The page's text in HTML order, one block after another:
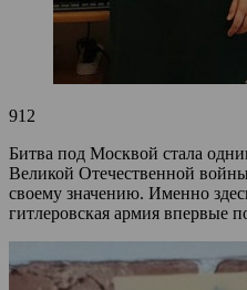
912
Битва под Москвой стала
Великой Отечественной
своему значению. Именно
гитлеровская армия впервые